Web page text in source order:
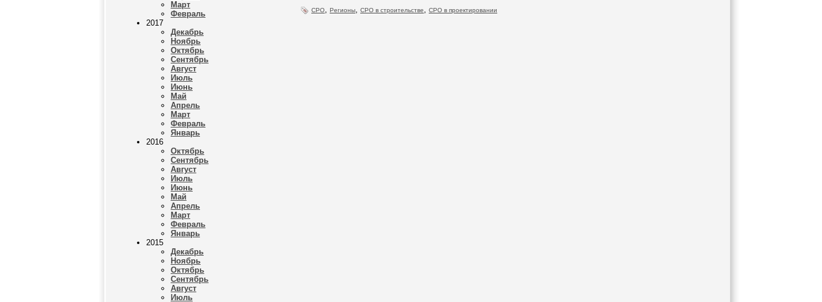
Март
Февраль
2017
Декабрь
Ноябрь
Октябрь
Сентябрь
Август
Июль
Июнь
Май
Апрель
Март
Февраль
Январь
2016
Октябрь
Сентябрь
Август
Июль
Июнь
Май
Апрель
Март
Февраль
Январь
2015
Декабрь
Ноябрь
Октябрь
Сентябрь
Август
Июль
СРО, Регионы, СРО в строительстве, СРО в проектировании